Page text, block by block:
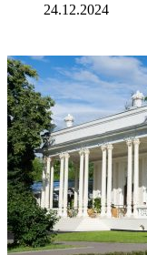
24.12.2024